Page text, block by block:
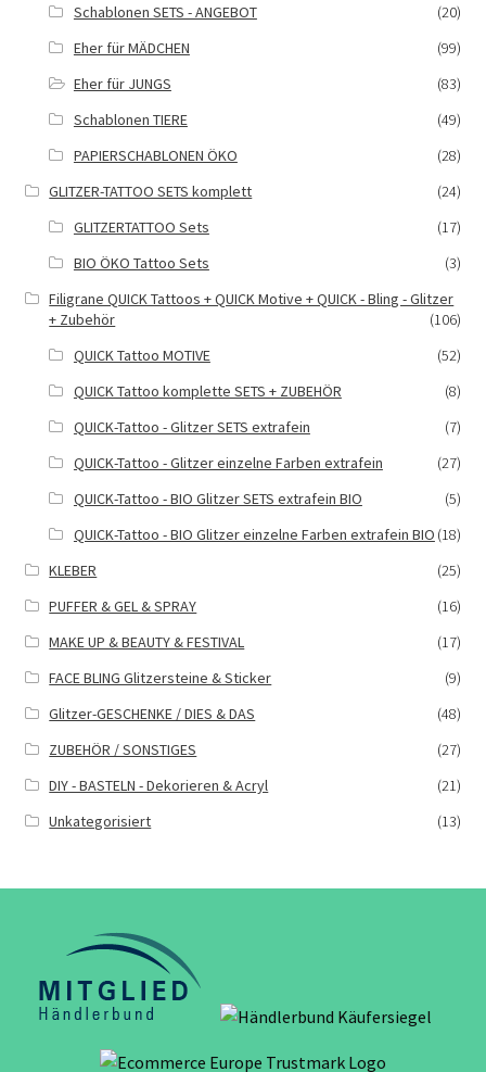
Schablonen SETS - ANGEBOT
(20)
Eher für MÄDCHEN
(99)
Eher für JUNGS
(83)
Schablonen TIERE
(49)
PAPIERSCHABLONEN ÖKO
(28)
GLITZER-TATTOO SETS komplett
(24)
GLITZERTATTOO Sets
(17)
BIO ÖKO Tattoo Sets
(3)
Filigrane QUICK Tattoos + QUICK Motive + QUICK - Bling - Glitzer
+ Zubehör
(106)
QUICK Tattoo MOTIVE
(52)
QUICK Tattoo komplette SETS + ZUBEHÖR
(8)
QUICK-Tattoo - Glitzer SETS extrafein
(7)
QUICK-Tattoo - Glitzer einzelne Farben extrafein
(27)
QUICK-Tattoo - BIO Glitzer SETS extrafein BIO
(5)
QUICK-Tattoo - BIO Glitzer einzelne Farben extrafein BIO (18)
KLEBER
(25)
PUFFER & GEL & SPRAY
(16)
MAKE UP & BEAUTY & FESTIVAL
(17)
FACE BLING Glitzersteine & Sticker
(9)
Glitzer-GESCHENKE / DIES & DAS
(48)
ZUBEHÖR / SONSTIGES
(27)
DIY - BASTELN - Dekorieren & Acryl
(21)
Unkategorisiert
(13)